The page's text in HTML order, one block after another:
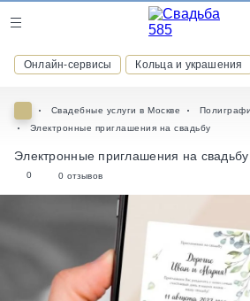
Онлайн-сервисы Кольца и украшения
присоединяйтесь к закрытому
скидки и бонусы за
РЕГИСТРАЦИЯ
Свадебные услуги в Москве
Электронные приглашения на свадьбу
Электронные приглашения на свадьбу
0 0 отзывов